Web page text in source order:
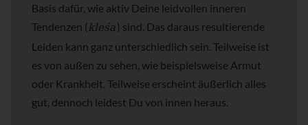
Basis dafür, wie aktiv Deine leidvollen inneren
Tendenzen (kleśa ) sind. Das daraus resultierende
Leiden kann ganz unterschiedlich sein. Teilweise ist
es von außen zu sehen, wie beispielsweise Armut
oder Krankheit. Teilweise erscheint äußerlich alles
gut, dennoch leidest Du von innen heraus.